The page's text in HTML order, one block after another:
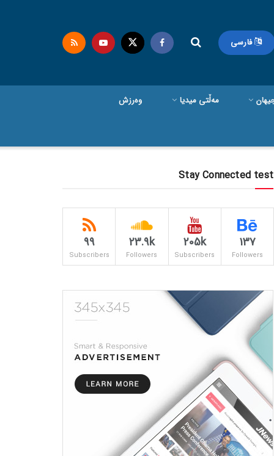
فارسی
مەڵتی میدیا وەرزش
Stay Connected test
137
Followers
205k
Subscribers
23.9k
Followers
99
Subscribers